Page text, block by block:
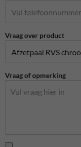
Vraag over product
Vraag of opmerking